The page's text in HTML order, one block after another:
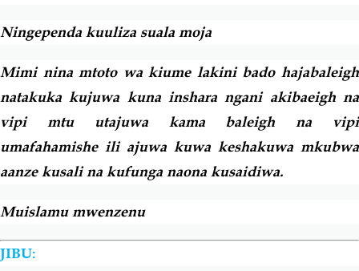
Fiqh-Ibaadah Duaa-Adhkaar
Fataawa Za Ulamaa Kauli Za Salaf
Akhlaaq-Aadaab Raqaaiq
Familia-Jamii
Chemsha Bongo
Ningependa kuuliza suala moja
Mimi nina mtoto wa kiume lakini bado hajabaleigh
natakuka kujuwa kuna inshara ngani akibaeigh na
vipi mtu utajuwa kamabaleigh na vipi
umafahamishe ili ajuwa kuwa keshakuwa mkubwa
aanze kusali na kufunga naona kusaidiwa.
Muislamu mwenzenu
JIBU: